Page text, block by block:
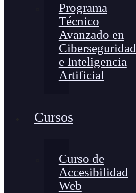
Programa
Técnico
Avanzado en
Ciberseguridad
e Inteligencia
Artificial
Cursos
Curso de
Accesibilidad
Web